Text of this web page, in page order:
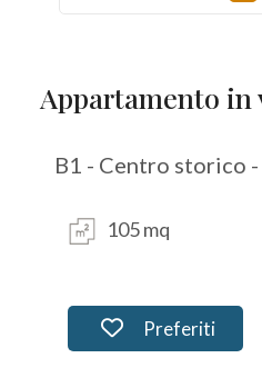
Appartamento in
B1 - Centro storico
105 mq
Preferiti:
Preferiti
multiscelta
Residenziali